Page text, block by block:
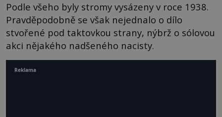
Podle všeho byly stromy vysázeny v roce 1938.
Pravděpodobně se však nejednalo o dílo
stvořené pod taktovkou strany, nýbrž o sólovou
akci nějakého nadšeného nacisty.
Reklama